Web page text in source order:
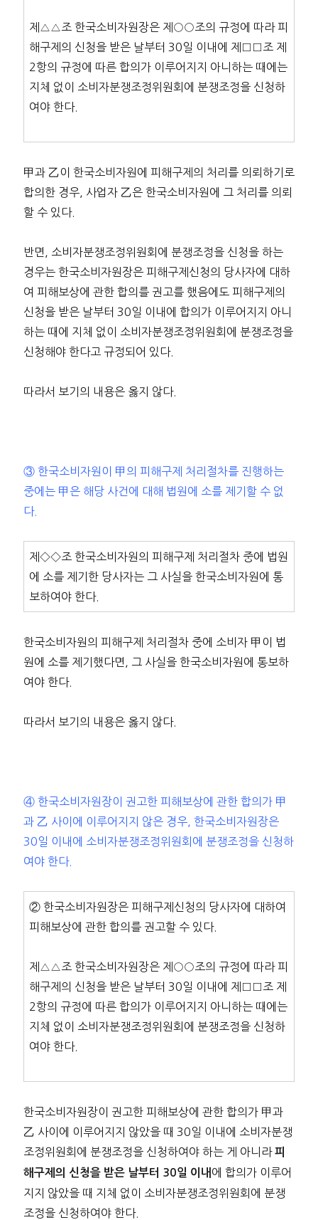
제△△조 한국소비자원장은 제○○조의 규정에 따라 피
해구제의 신청을 받은 날부터 30일 이내에 제□□조 제
2항의 규정에 따른 합의가 이루어지지 아니하는 때에는
지체 없이 소비자분쟁조정위원회에 분쟁조정을 신청하
여야 한다.
甲과 乙이 한국소비자원에 피해구제의 처리를 의뢰하기로
합의한 경우, 사업자 乙은 한국소비자원에 그 처리를 의뢰
할 수 있다.
반면, 소비자분쟁조정위원회에 분쟁조정을 신청을 하는
경우는 한국소비자원장은 피해구제신청의 당사자에 대하
여 피해보상에 관한 합의를 권고를 했음에도 피해구제의
신청을 받은 날부터 30일 이내에 합의가 이루어지지 아니
하는 때에 지체 없이 소비자분쟁조정위원회에 분쟁조정을
신청해야 한다고 규정되어 있다.
따라서 보기의 내용은 옳지 않다.
③ 한국소비자원이 甲의 피해구제 처리절차를 진행하는
중에는 甲은 해당 사건에 대해 법원에 소를 제기할 수 없
다.
제◇◇조 한국소비자원의 피해구제 처리절차 중에 법원
에 소를 제기한 당사자는 그 사실을 한국소비자원에 통
보하여야 한다.
한국소비자원의 피해구제 처리절차 중에 소비자 甲이 법
원에 소를 제기했다면, 그 사실을 한국소비자원에 통보하
여야 한다.
따라서 보기의 내용은 옳지 않다.
④ 한국소비자원장이 권고한 피해보상에 관한 합의가 甲
과 乙 사이에 이루어지지 않은 경우, 한국소비자원장은
30일 이내에 소비자분쟁조정위원회에 분쟁조정을 신청하
여야 한다.
② 한국소비자원장은 피해구제신청의 당사자에 대하여
피해보상에 관한 합의를 권고할 수 있다.
제△△조 한국소비자원장은 제○○조의 규정에 따라 피
해구제의 신청을 받은 날부터 30일 이내에 제□□조 제
2항의 규정에 따른 합의가 이루어지지 아니하는 때에는
지체 없이 소비자분쟁조정위원회에 분쟁조정을 신청하
여야 한다.
한국소비자원장이 권고한 피해보상에 관한 합의가 甲과
乙 사이에 이루어지지 않았을 때 30일 이내에 소비자분쟁
조정위원회에 분쟁조정을 신청하여야 하는 게 아니라 피
해구제의 신청을 받은 날부터 30일 이내 에 합의가 이루어
지지 않았을 때 지체 없이 소비자분쟁조정위원회에 분쟁
조정을 신청하여야 한다.